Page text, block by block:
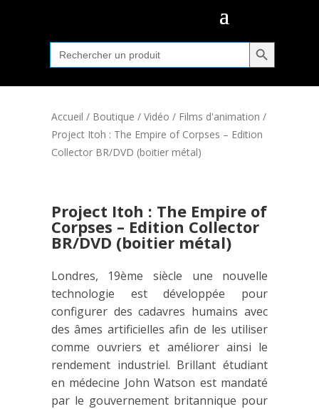
Search
for:
Search Button
Accueil / Boutique / Vidéo / Films d'animation /
Project Itoh : The Empire of Corpses – Edition
Collector BR/DVD (boitier métal)
Project Itoh : The Empire of
Corpses – Edition Collector
BR/DVD (boitier métal)
Londres, 19ème siècle une nouvelle
technologie est développée pour
configurer des cadavres humains avec
des âmes artificielles afin de les utiliser
comme ouvriers et améliorer ainsi le
rendement industriel. Brillant étudiant
en médecine John Watson est mandaté
par le gouvernement britannique pour